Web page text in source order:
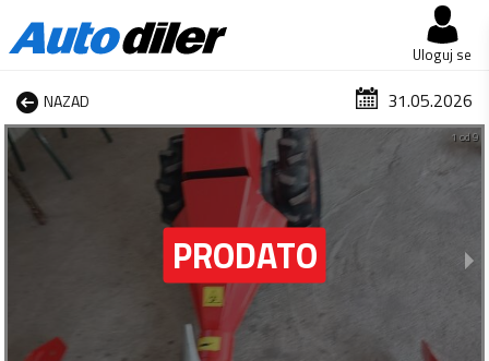
Uloguj se
NAZAD 31.05.2026
1 od 9